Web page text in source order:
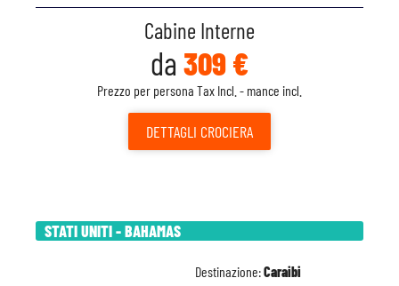
Cabine Interne
da 309 €
Prezzo per persona Tax Incl. - mance incl.
DETTAGLI CROCIERA
STATI UNITI - BAHAMAS
Destinazione:Caraibi